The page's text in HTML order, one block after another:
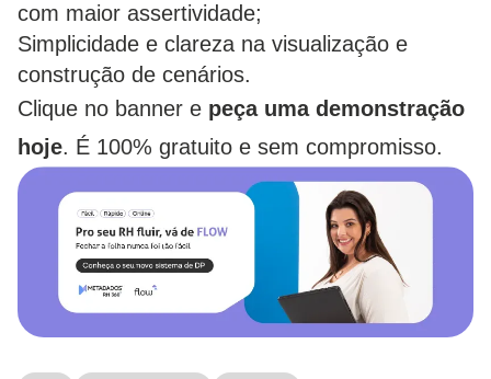
com maior assertividade;
Simplicidade e clareza na visualização e
construção de cenários.
Clique no banner e peça uma demonstração
hoje. É 100% gratuito e sem compromisso.